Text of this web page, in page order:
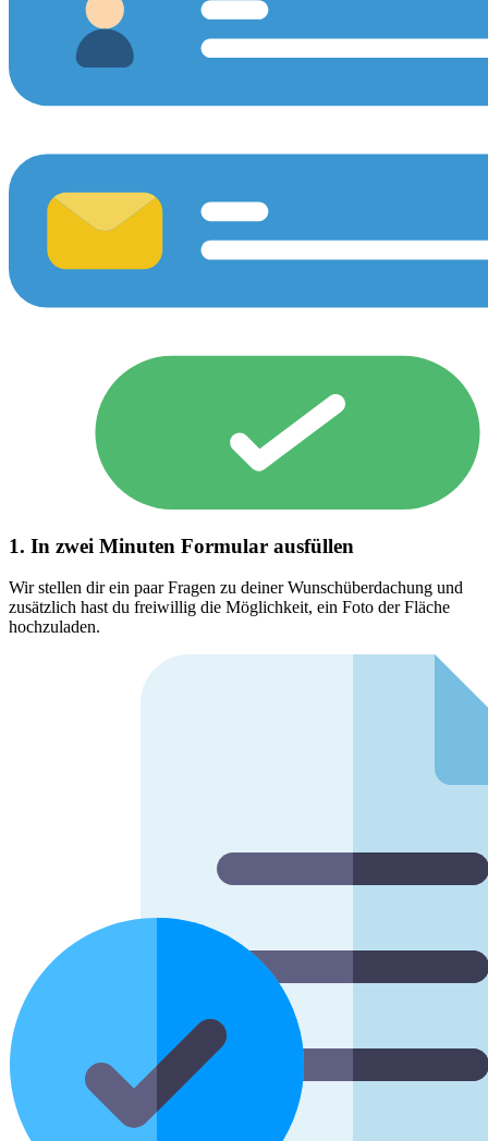
1. In zwei Minuten Formular ausfüllen
Wir stellen dir ein paar Fragen zu deiner Wunschüberdachung und
zusätzlich hast du freiwillig die Möglichkeit, ein Foto der Fläche
hochzuladen.